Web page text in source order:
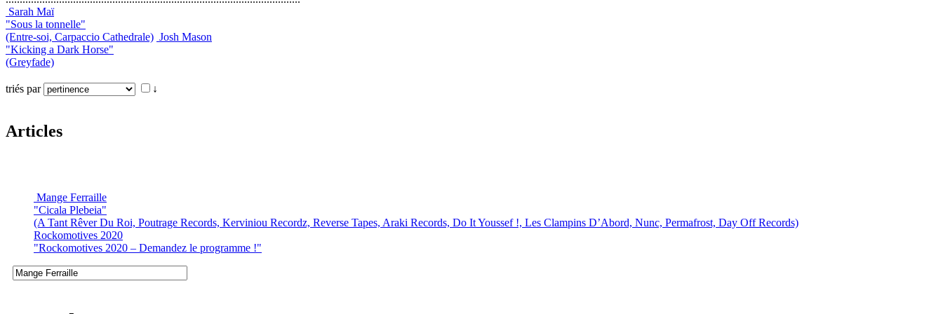
Sarah Maï
"Sous la tonnelle"
(Entre-soi, Carpaccio Cathedrale) Josh Mason
"Kicking a Dark Horse"
(Greyfade)
triés par ↓
Articles
Mange Ferraille
"Cicala Plebeia"
(A Tant Rêver Du Roi, Poutrage Records, Kerviniou Recordz, Reverse Tapes, Araki Records, Do It Youssef !, Les Clampins D’Abord, Nunc, Permafrost, Day Off Records)
Rockomotives 2020
"Rockomotives 2020 – Demandez le programme !"